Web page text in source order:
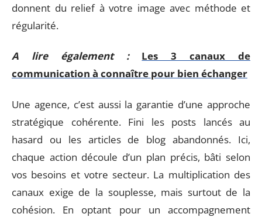
donnent du relief à votre image avec méthode et
régularité.
A lire également :
Les 3 canaux de
communication à connaître pour bien échanger
Une agence, c’est aussi la garantie d’une approche
stratégique cohérente. Fini les posts lancés au
hasard ou les articles de blog abandonnés. Ici,
chaque action découle d’un plan précis, bâti selon
vos besoins et votre secteur. La multiplication des
canaux exige de la souplesse, mais surtout de la
cohésion. En optant pour un accompagnement